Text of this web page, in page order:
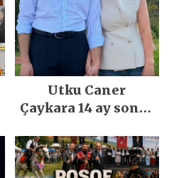
Utku Caner
Çaykara 14 ay sonra
kavuştu